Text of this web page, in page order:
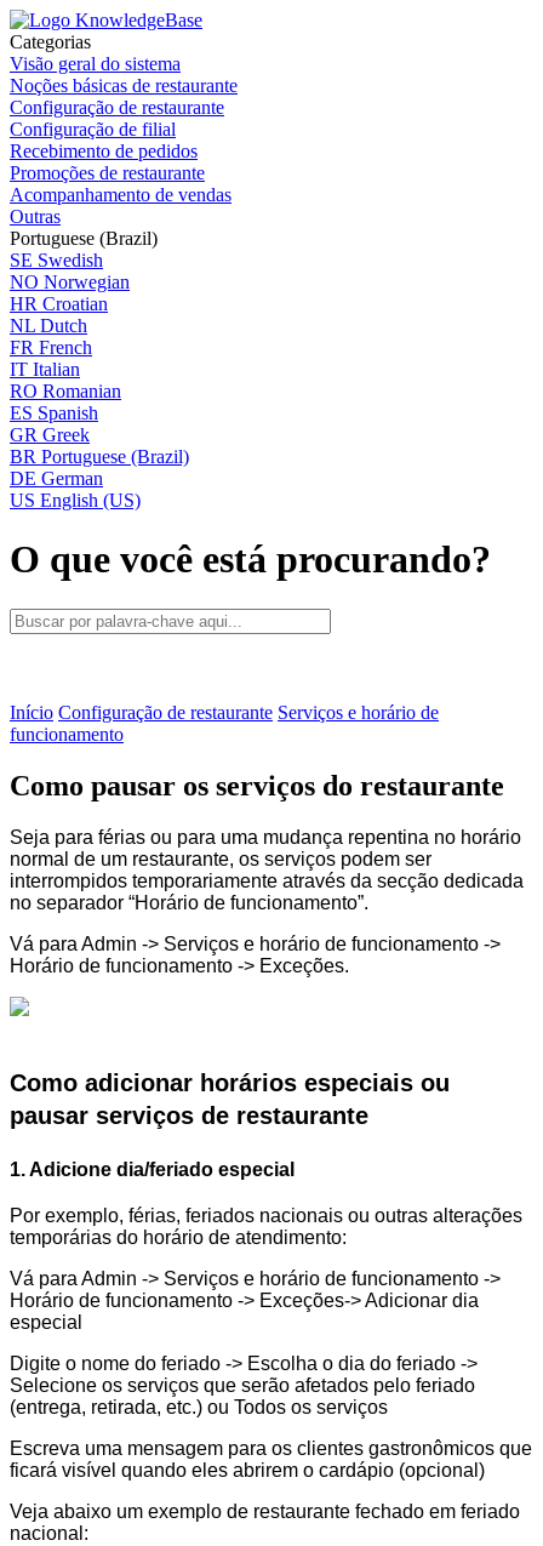
Categorias
Visão geral do sistema
Noções básicas de restaurante
Configuração de restaurante
Configuração de filial
Recebimento de pedidos
Promoções de restaurante
Acompanhamento de vendas
Outras
Portuguese (Brazil)
SE Swedish
NO Norwegian
HR Croatian
NL Dutch
FR French
IT Italian
RO Romanian
ES Spanish
GR Greek
BR Portuguese (Brazil)
DE German
US English (US)
O que você está procurando?
Início Configuração de restaurante Serviços e horário de
funcionamento
Como pausar os serviços do restaurante
Seja para férias ou para uma mudança repentina no horário
normal de um restaurante, os serviços podem ser
interrompidos temporariamente através da secção dedicada
no separador “Horário de funcionamento”.
Vá para Admin -> Serviços e horário de funcionamento ->
Horário de funcionamento -> Exceções.
Como adicionar horários especiais ou
pausar serviços de restaurante
1. Adicione dia/feriado especial
Por exemplo, férias, feriados nacionais ou outras alterações
temporárias do horário de atendimento:
Vá para Admin -> Serviços e horário de funcionamento ->
Horário de funcionamento -> Exceções-> Adicionar dia
especial
Digite o nome do feriado -> Escolha o dia do feriado ->
Selecione os serviços que serão afetados pelo feriado
(entrega, retirada, etc.) ou Todos os serviços
Escreva uma mensagem para os clientes gastronômicos que
ficará visível quando eles abrirem o cardápio (opcional)
Veja abaixo um exemplo de restaurante fechado em feriado
nacional: